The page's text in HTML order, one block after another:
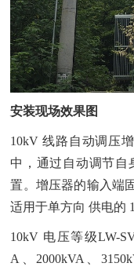
安装现场效果图
10kV 线路自动调压
中，通过自动调节自
置。增压器的输入端
适用于单方向 供电的
10kV 电压等级LW-
A、2000kVA、